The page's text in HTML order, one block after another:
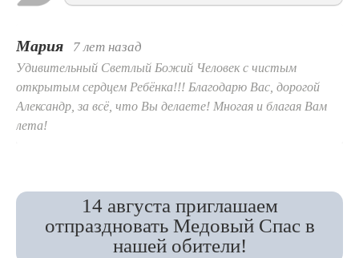
Мария 7 лет назад
Удивительный Светлый Божий Человек с чистым
открытым сердцем Ребёнка!!! Благодарю Вас, дорогой
Александр, за всё, что Вы делаете! Многая и благая Вам
лета!
14 августа приглашаем
отпраздновать Медовый Спас в
нашей обители!